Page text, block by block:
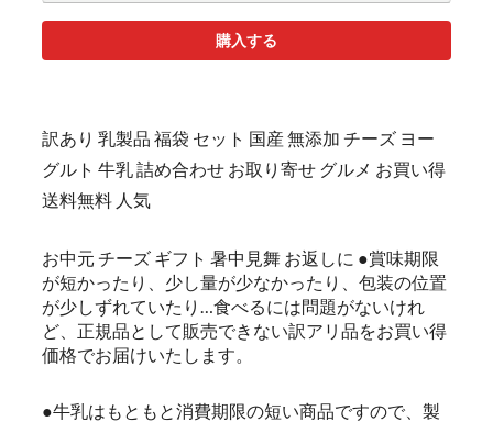
購入する
訳あり 乳製品 福袋 セット 国産 無添加 チーズ ヨー
グルト 牛乳 詰め合わせ お取り寄せ グルメ お買い得
送料無料 人気
お中元 チーズ ギフト 暑中見舞 お返しに ●賞味期限
が短かったり、少し量が少なかったり、包装の位置
が少しずれていたり…食べるには問題がないけれ
ど、正規品として販売できない訳アリ品をお買い得
価格でお届けいたします。
●牛乳はもともと消費期限の短い商品ですので、製